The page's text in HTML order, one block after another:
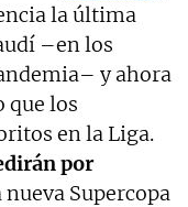
la última
–en los
y ahora
que los
en la Liga.
por
nueva Supercopa